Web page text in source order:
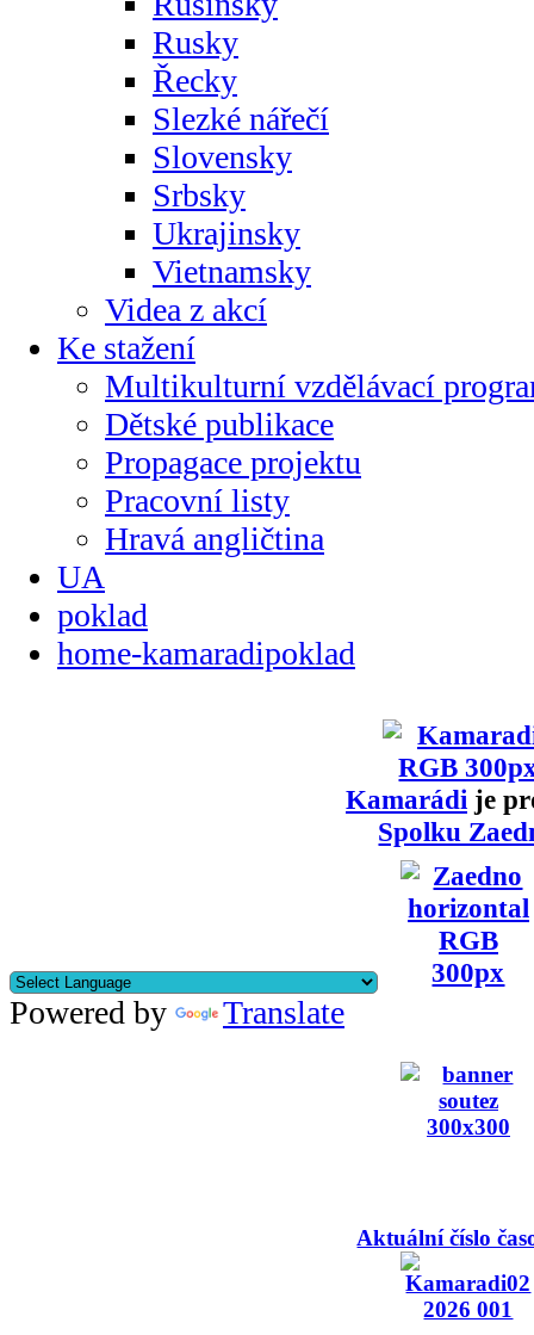
Rusky
Řecky
Slezké nářečí
Slovensky
Srbsky
Ukrajinsky
Vietnamsky
Videa z akcí
Ke stažení
Multikulturní vzdělávací
Dětské publikace
Propagace projektu
Pracovní listy
Hravá angličtina
UA
poklad
home-kamaradipoklad
Kamarádi je
Spolku
Powered by Translate
Aktuální číslo